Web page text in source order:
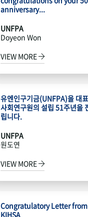
anniversary...
UNFPA
Doyeon Won
VIEW MORE
유엔인구기금(UNFPA)을 대
사회연구원의 설립 51주년을
립니다.
UNFPA
원도연
VIEW MORE
Congratulatory Letter from
KIHSA